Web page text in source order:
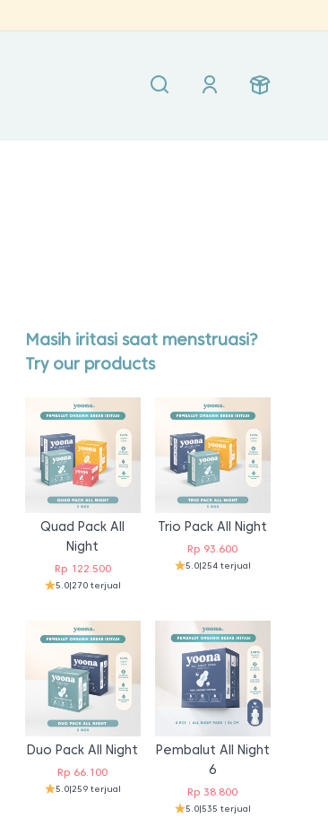
Masih iritasi saat menstruasi?
Try our products
Quad Pack All
Night
Rp122.500
5.0|270 terjual
Trio Pack All Night
Rp 93.600
5.0|254 terjual
Duo Pack All Night
Rp 66.100
5.0|259 terjual
Pembalut All Night
6
Rp 38.800
5.0|535 terjual